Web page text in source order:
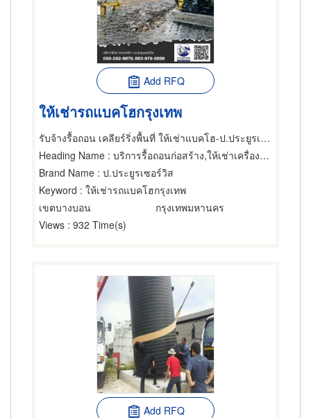
Add RFQ
ให้เช่ารถแบคโฮกรุงเทพ
รับจ้างรื้อถอน เคลียร์ริ่งพื้นที่ ให้เช่าแบคโฮ-ป.ประยูรเซอร์วิส
Heading Name : บริการรื้อถอนก่อสร้าง,ให้เช่าเครื่องจักรกล,บริการติดตั้งและโยกย้ายเครื่องจักรกล
Brand Name : ป.ประยูรเซอร์วิส
Keyword : ให้เช่ารถแบคโฮกรุงเทพ
เขตบางบอน
กรุงเทพมหานคร
Views : 932 Time(s)
Add RFQ